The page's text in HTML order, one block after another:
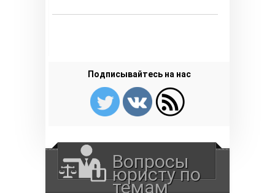
Подписывайтесь на нас
Вопросы
юристу по
темам